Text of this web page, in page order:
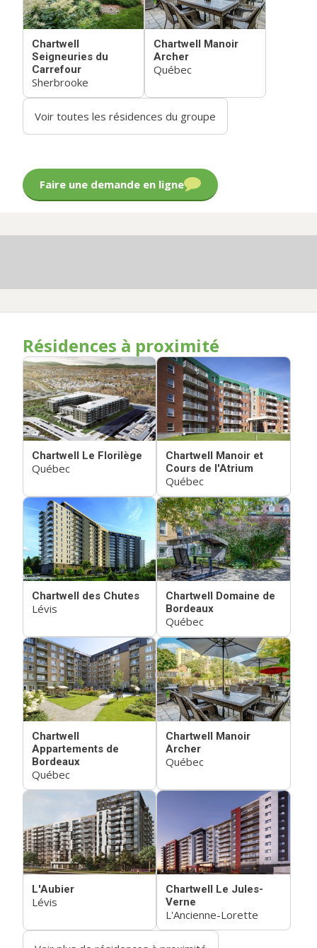
Chartwell
Seigneuries du
Carrefour
Sherbrooke
Chartwell Manoir
Archer
Québec
Voir toutes les résidences du groupe
Faire une demande en ligne
Résidences à proximité
Chartwell Le Florilège
Québec
Chartwell Manoir et
Cours de l'Atrium
Québec
Chartwell des Chutes
Lévis
Chartwell Domaine de
Bordeaux
Québec
Chartwell
Appartements de
Bordeaux
Québec
Chartwell Manoir
Archer
Québec
L'Aubier
Lévis
Chartwell Le Jules-
Verne
L'Ancienne-Lorette